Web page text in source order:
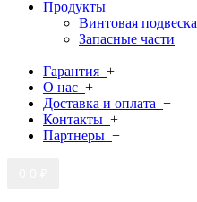
Продукты
Винтовая подвеска
Запасные части
+
Гарантия +
О нас +
Доставка и оплата +
Контакты +
Партнеры +